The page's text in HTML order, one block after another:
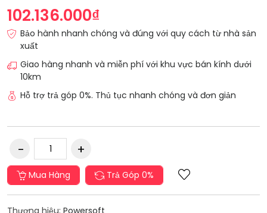
102.136.000₫
Bảo hành nhanh chóng và đúng với quy cách từ nhà sản
xuất
Giao hàng nhanh và miễn phí với khu vực bán kính dưới
10km
Hỗ trợ trả góp 0%. Thủ tục nhanh chóng và đơn giản
Mua Hàng Trả Góp 0%
Thương hiệu: Powersoft